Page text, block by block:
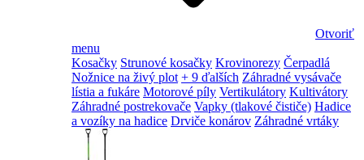
Otvoriť
menu
Kosačky Strunové kosačky Krovinorezy Čerpadlá
Nožnice na živý plot + 9 ďalších Záhradné vysávače
lístia a fukáre Motorové píly Vertikulátory Kultivátory
Záhradné postrekovače Vapky (tlakové čističe) Hadice
a vozíky na hadice Drviče konárov Záhradné vrtáky